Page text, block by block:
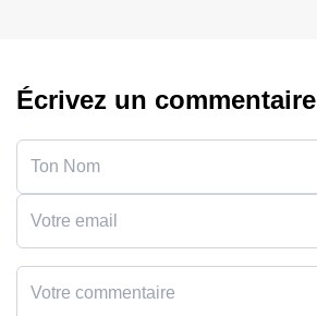
Écrivez un commentaire